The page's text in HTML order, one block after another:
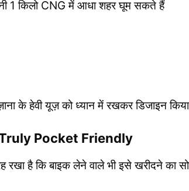
1 किलो CNG में आधा शहर घूम सकते हैं
के हेवी यूज़ को ध्यान में रखकर डिजाइन
Pocket Friendly
है कि बाइक लेने वाले भी इसे खरीदने का